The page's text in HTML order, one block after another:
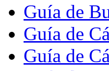
Guía de
Guía de
Guía de